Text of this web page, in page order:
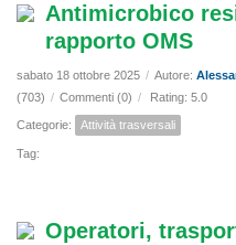
Antimicrobico
rapporto OMS
sabato 18 ottobre 2025 / Autore:
(703) / Commenti (0) / Rating: 5.0
Categorie: Attività trasversali
Tag:
Operatori,